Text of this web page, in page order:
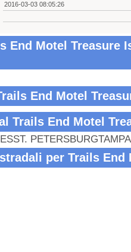
2016-03-03 08:05:26
End Motel Treasure
End Motel
Trails End Motel
per Trails End